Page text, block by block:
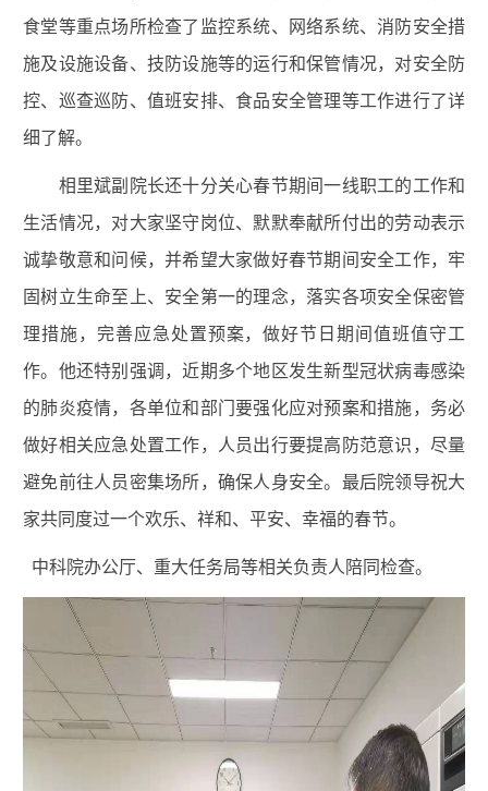
食堂等重点场所检查了监控系统、网络系统、消防安全措
施及设施设备、技防设施等的运行和保管情况，对安全防
控、巡查巡防、值班安排、食品安全管理等工作进行了详
细了解。
相里斌副院长还十分关心春节期间一线职工的工作和
生活情况，对大家坚守岗位、默默奉献所付出的劳动表示
诚挚敬意和问候，并希望大家做好春节期间安全工作，牢
固树立生命至上、安全第一的理念，落实各项安全保密管
理措施，完善应急处置预案，做好节日期间值班值守工
作。他还特别强调，近期多个地区发生新型冠状病毒感染
的肺炎疫情，各单位和部门要强化应对预案和措施，务必
做好相关应急处置工作，人员出行要提高防范意识，尽量
避免前往人员密集场所，确保人身安全。最后院领导祝大
家共同度过一个欢乐、祥和、平安、幸福的春节。
中科院办公厅、重大任务局等相关负责人陪同检查。